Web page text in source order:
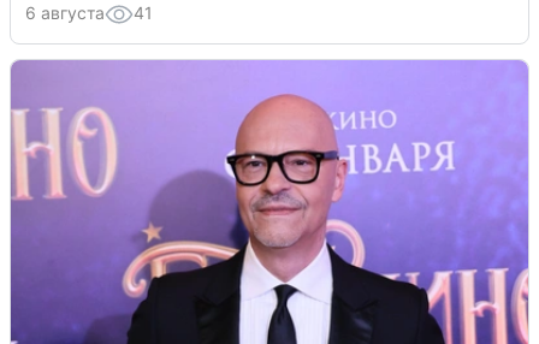
6 августа 41